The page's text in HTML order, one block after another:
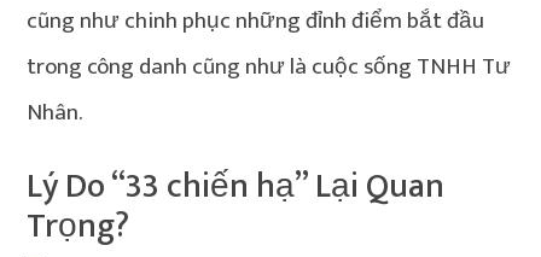
cũng như chinh phục những đỉnh điểm bắt đầu
trong công danh cũng như là cuộc sống TNHH Tư
Nhân.
Lý Do “33 chiến hạ” Lại Quan
Trọng?